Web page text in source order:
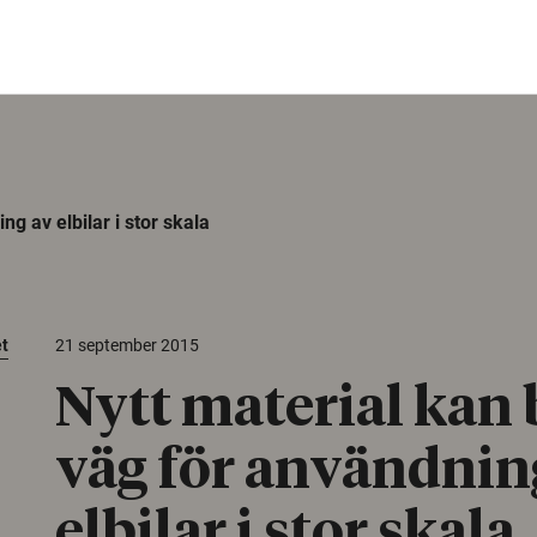
av elbilar i stor skala
21 september 2015
Nytt material kan
väg för